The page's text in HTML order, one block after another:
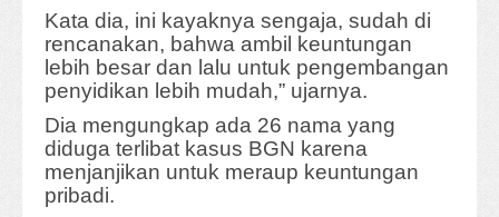
Kata dia, ini kayaknya sengaja, sudah di
rencanakan, bahwa ambil keuntungan
lebih besar dan lalu untuk pengembangan
penyidikan lebih mudah,” ujarnya.
Dia mengungkap ada 26 nama yang
diduga terlibat kasus BGN karena
menjanjikan untuk meraup keuntungan
pribadi.